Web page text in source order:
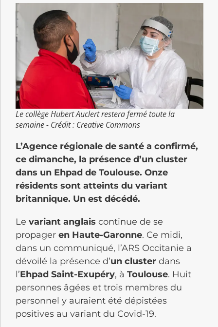
Le collège Hubert Auclert restera fermé toute la
semaine - Crédit : Creative Commons
L’Agence régionale de santé a confirmé,
ce dimanche, la présence d’un cluster
dans un Ehpad de Toulouse. Onze
résidents sont atteints du variant
britannique. Un est décédé.
Le variant anglais continue de se
propager en Haute-Garonne. Ce midi,
dans un communiqué, l’ARS Occitanie a
dévoilé la présence d’un cluster dans
l’Ehpad Saint-Exupéry, à Toulouse. Huit
personnes âgées et trois membres du
personnel y auraient été dépistées
positives au variant du Covid-19.